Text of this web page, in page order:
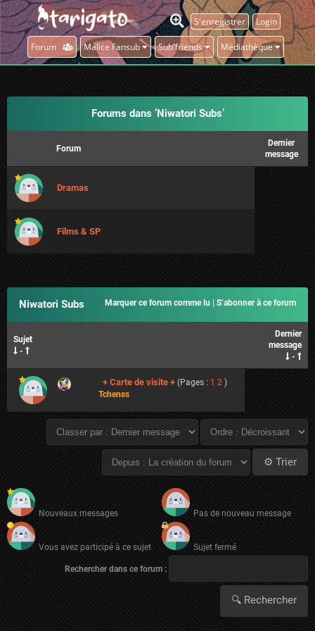
S'enregistrer Login
Forum Malice Fansub Sub'friends Médiathèque
Forums dans ’Niwatori Subs’
Forum
Dernier
message
Dramas
Films & SP
Marquer ce forum comme lu S’abonner à ce forum
Niwatori Subs
Sujet
-
Dernier
message
-
+ Carte de visite + (Pages : 1 2 )
Tchenss
Nouveaux messages
Vous avez participé à ce sujet
Pas de nouveau message
Sujet fermé
Rechercher dans ce forum :